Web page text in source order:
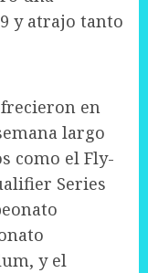
y atrajo tanto
en
largo
como el Fly-
Series
y el